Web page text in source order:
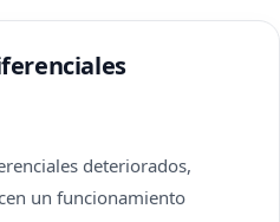
deteriorados,
un funcionamiento